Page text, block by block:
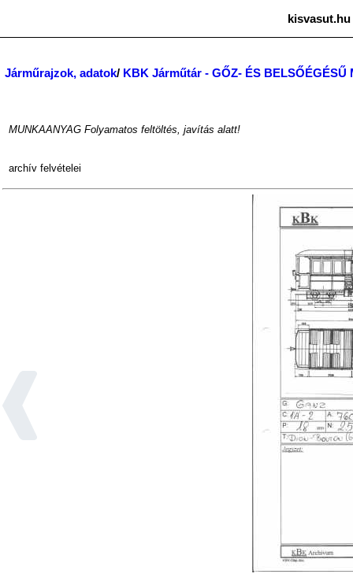
Járműrajzok, adatok/ KBK Járműtár - GŐZ- ÉS BELSŐÉGÉSŰ
MUNKAANYAG Folyamatos feltöltés, javítás alatt!
archív felvételei